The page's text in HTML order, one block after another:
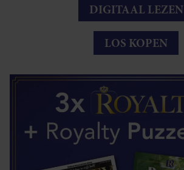
DIGITAAL LEZEN
LOS KOPEN